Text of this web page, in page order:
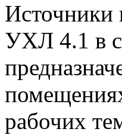
Источники
УХЛ 4.1 в
рабочих